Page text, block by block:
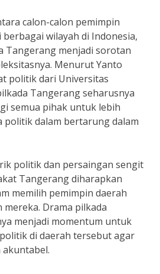
calon-calon pemimpin
wilayah di Indonesia,
Tangerang menjadi sorotan
Menurut Yanto
politik dari Universitas
Tangerang seharusnya
semua pihak untuk lebih
politik dalam bertarung dalam
politik dan persaingan sengit
Tangerang diharapkan
memilih pemimpin daerah
Drama pilkada
menjadi momentum untuk
di daerah tersebut agar